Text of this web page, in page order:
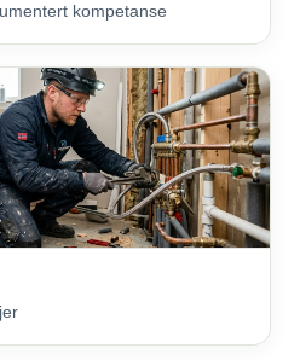
kompetanse